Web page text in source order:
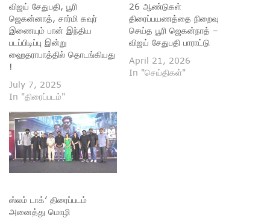
விஜய் சேதுபதி, பூரி
ஜெகன்னாத், சார்மி கவுர்
இணையும் பான் இந்திய
படப்பிடிப்பு இன்று
ஹைதராபாத்தில் தொடங்கியது
!
July 7, 2025
In "திரைப்படம்"
26 ஆண்டுகள்
திரைப்பயணத்தை நிறைவு
செய்த பூரி ஜெகன்நாத் –
விஜய் சேதுபதி பாராட்டு
April 21, 2026
In "செய்திகள்"
ஸ்லம் டாக்’ திரைப்படம்
அனைத்து மொழி